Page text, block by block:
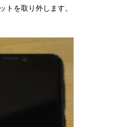
トを取り外します。